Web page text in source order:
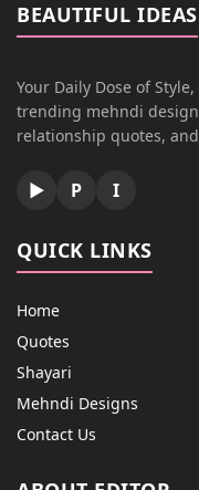
BEAUTIFUL IDEAS
Your Daily Dose of
trending mehndi
relationship quotes,
▶ P I
QUICK LINKS
Home
Quotes
Shayari
Mehndi Designs
Contact Us